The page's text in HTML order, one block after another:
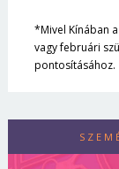
*Mivel Kínában
vagy februári
pontosításához.